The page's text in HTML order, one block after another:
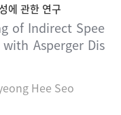
에 관한 연구
of Indirect Spee
Asperger Dis
Hee Seo